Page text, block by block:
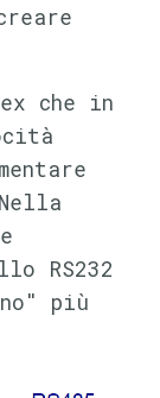
che in
RS232
più